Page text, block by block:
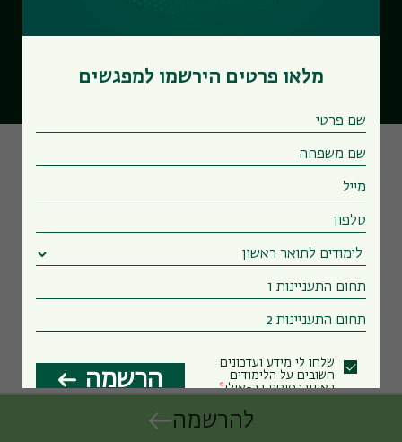
מלאו פרטים הירשמו למפגשים
שלחו לי מידע ועדכונים
חשובים על הלימודים
באוניברסיטת בר-אילן
הרשמה
להרשמה